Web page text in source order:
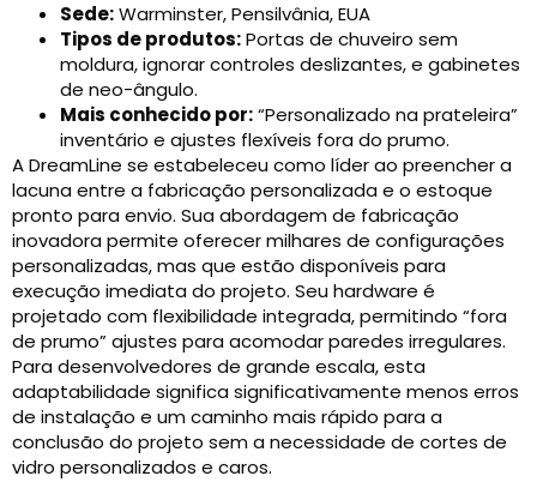
Sede:Warminster, Pensilvânia, EUA
Tipos de produtos:Portas de chuveiro sem
moldura, ignorar controles deslizantes, e gabinetes
de neo-ângulo.
Mais conhecido por:“Personalizado na prateleira”
inventário e ajustes flexíveis fora do prumo.
A DreamLine se estabeleceu como líder ao preencher a
lacuna entre a fabricação personalizada e o estoque
pronto para envio. Sua abordagem de fabricação
inovadora permite oferecer milhares de configurações
personalizadas, mas que estão disponíveis para
execução imediata do projeto. Seu hardware é
projetado com flexibilidade integrada, permitindo “fora
de prumo” ajustes para acomodar paredes irregulares.
Para desenvolvedores de grande escala, esta
adaptabilidade significa significativamente menos erros
de instalação e um caminho mais rápido para a
conclusão do projeto sem a necessidade de cortes de
vidro personalizados e caros.